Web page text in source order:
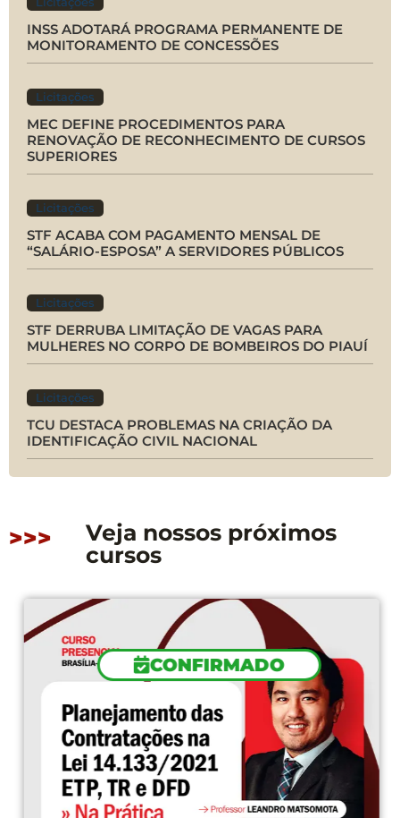
INSS ADOTARÁ PROGRAMA PERMANENTE DE
MONITORAMENTO DE CONCESSÕES
Licitações
MEC DEFINE PROCEDIMENTOS PARA
RENOVAÇÃO DE RECONHECIMENTO DE CURSOS
SUPERIORES
Licitações
STF ACABA COM PAGAMENTO MENSAL DE
“SALÁRIO-ESPOSA” A SERVIDORES PÚBLICOS
Licitações
STF DERRUBA LIMITAÇÃO DE VAGAS PARA
MULHERES NO CORPO DE BOMBEIROS DO PIAUÍ
Licitações
TCU DESTACA PROBLEMAS NA CRIAÇÃO DA
IDENTIFICAÇÃO CIVIL NACIONAL
>>>
Veja nossos próximos
cursos
CONFIRMADO